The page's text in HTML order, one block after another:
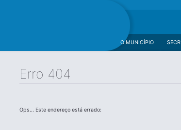
O MUNICÍPIO
Erro 404
Ops... Este endereço está errado: